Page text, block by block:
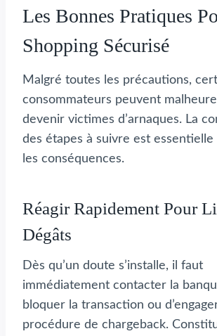
Les Bonnes Pratiques
Shopping Sécurisé
Malgré toutes les précautions,
consommateurs peuvent
devenir victimes d’arnaques. La
des étapes à suivre est
les conséquences.
Réagir Rapidement Pour
Dégâts
Dès qu’un doute s’installe, il faut
immédiatement contacter la
bloquer la transaction ou
procédure de chargeback.